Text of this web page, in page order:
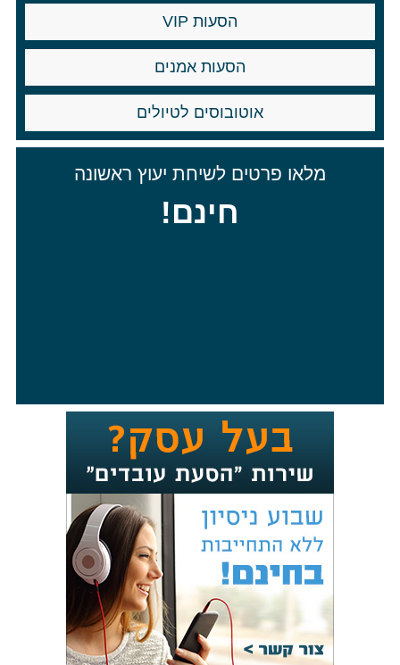
הסעות VIP
הסעות אמנים
אוטובוסים לטיולים
מלאו פרטים לשיחת יעוץ ראשונה
חינם!